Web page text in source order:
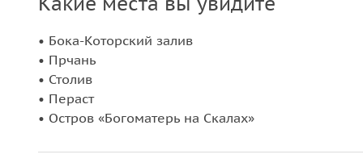
• Бока-Которский залив
• Прчань
• Столив
• Пераст
• Остров «Богоматерь на Скалах»